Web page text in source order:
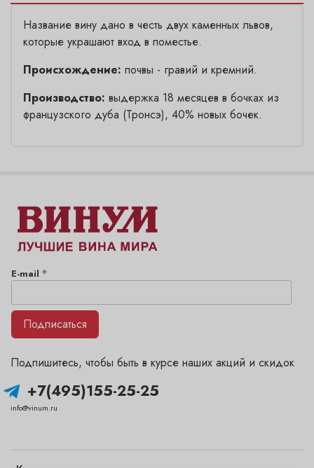
Название вину дано в честь двух каменных львов,
которые украшают вход в поместье.
Происхождение: почвы - гравий и кремний.
Производство: выдержка 18 месяцев в бочках из
французского дуба (Тронсэ), 40% новых бочек.
+7(495)155-25-25
info@vinum.ru
Подпишитесь, чтобы быть в курсе наших акций и скидок
E-mail *
Подписаться